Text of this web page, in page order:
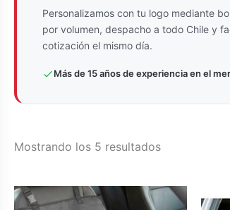
Personalizamos con tu logo mediante
por volumen, despacho a todo Chile y
cotización el mismo día.
Más de 15 años de experiencia en el
Mostrando los 5 resultadosOrdenado